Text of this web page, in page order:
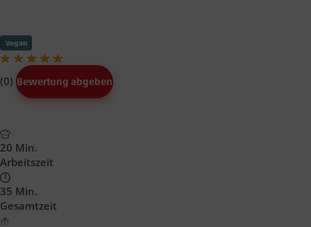
Vegan
(0) Bewertung abgeben
20 Min.
Arbeitszeit
35 Min.
Gesamtzeit